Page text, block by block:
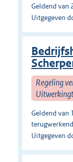
Geldend van
Uitgegeven
Regeling
Geldend
Uitgegeven